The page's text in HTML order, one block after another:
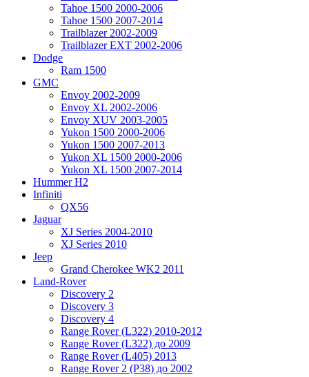
Tahoe 1500 2000-2006
Tahoe 1500 2007-2014
Trailblazer 2002-2009
Trailblazer EXT 2002-2006
Dodge
Ram 1500
GMC
Envoy 2002-2009
Envoy XL 2002-2006
Envoy XUV 2003-2005
Yukon 1500 2000-2006
Yukon 1500 2007-2013
Yukon XL 1500 2000-2006
Yukon XL 1500 2007-2014
Hummer H2
Infiniti
QX56
Jaguar
XJ Series 2004-2010
XJ Series 2010
Jeep
Grand Cherokee WK2 2011
Land-Rover
Discovery 2
Discovery 3
Discovery 4
Range Rover (L322) 2010-2012
Range Rover (L322) до 2009
Range Rover (L405) 2013
Range Rover 2 (P38) до 2002